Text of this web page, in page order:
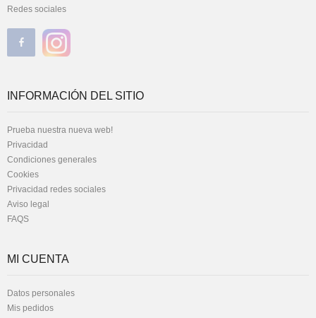
Redes sociales
INFORMACIÓN DEL SITIO
Prueba nuestra nueva web!
Privacidad
Condiciones generales
Cookies
Privacidad redes sociales
Aviso legal
FAQS
MI CUENTA
Datos personales
Mis pedidos